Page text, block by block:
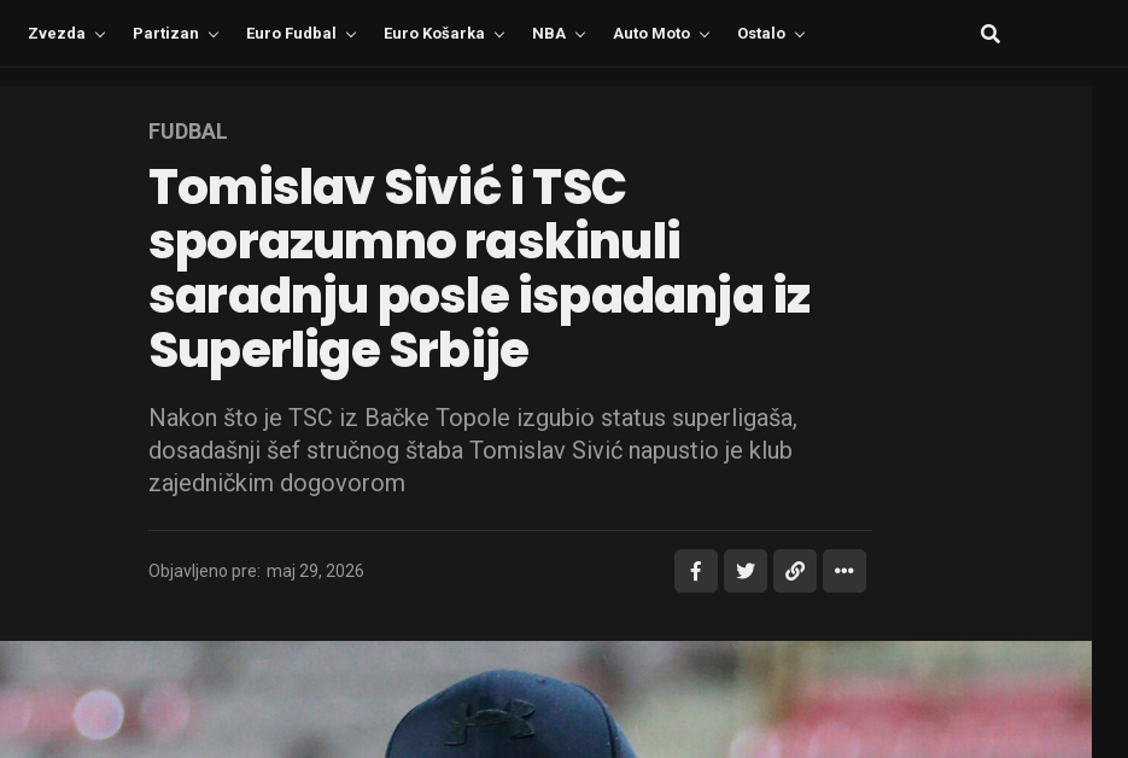
Zvezda Partizan Euro Fudbal Euro Košarka NBA Auto Moto Ostalo
FUDBAL
Tomislav Sivić i TSC
sporazumno raskinuli
saradnju posle ispadanja iz
Superlige Srbije
Nakon što je TSC iz Bačke Topole izgubio status superligaša,
dosadašnji šef stručnog štaba Tomislav Sivić napustio je klub
zajedničkim dogovorom
Objavljeno pre: maj 29, 2026